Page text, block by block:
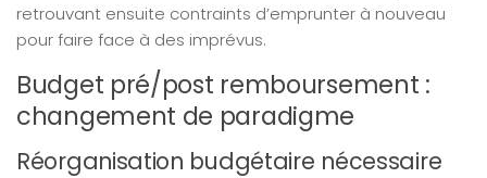
retrouvant ensuite contraints d’emprunter à nouveau
pour faire face à des imprévus.
Budget pré/post remboursement :
changement de paradigme
Réorganisation budgétaire nécessaire